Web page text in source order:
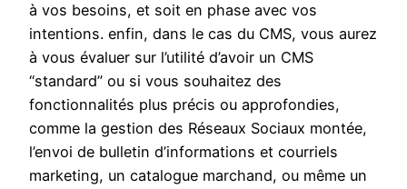
à vos besoins, et soit en phase avec vos
intentions. enfin, dans le cas du CMS, vous aurez
à vous évaluer sur l’utilité d’avoir un CMS
“standard” ou si vous souhaitez des
fonctionnalités plus précis ou approfondies,
comme la gestion des Réseaux Sociaux montée,
l’envoi de bulletin d’informations et courriels
marketing, un catalogue marchand, ou même un